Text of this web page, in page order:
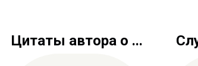
Цитаты автора о ...